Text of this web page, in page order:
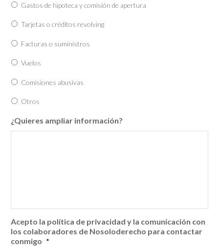
Gastos de hipoteca y comisión de apertura
Tarjetas o créditos revolving
Facturas o suministros
Vuelos
Comisiones abusivas
Otros
¿Quieres ampliar información?
Acepto la política de privacidad y la comunicación con
los colaboradores de Nosoloderecho para contactar
conmigo *